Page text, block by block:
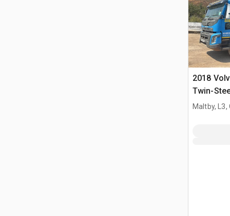
2018
Twin-
Quad/A-
Maltby, L3,